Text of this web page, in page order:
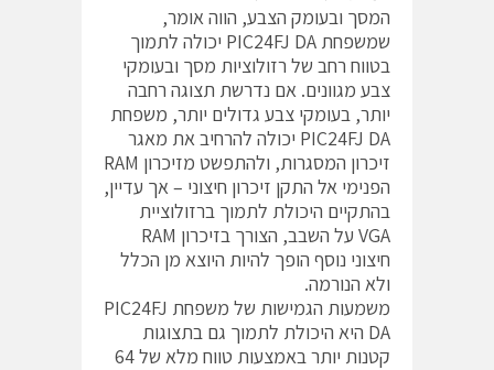
המסך ובעומק הצבע, הווה אומר,
שמשפחת PIC24FJ DA יכולה לתמוך
בטווח רחב של רזולוציות מסך ובעומקי
צבע מגוונים. אם נדרשת תצוגה רחבה
יותר, בעומקי צבע גדולים יותר, משפחת
PIC24FJ DA יכולה להרחיב את מאגר
זיכרון המסגרות, ולהתפשט מזיכרון RAM
הפנימי אל התקן זיכרון חיצוני – אך עדיין,
בהתקיים היכולת לתמוך ברזולוציית
VGA על השבב, הצורך בזיכרון RAM
חיצוני נוסף הופך להיות היוצא מן הכלל
ולא הנורמה.
משמעות הגמישות של משפחת PIC24FJ
DA היא היכולת לתמוך גם בתצוגות
קטנות יותר באמצעות טווח מלא של 64